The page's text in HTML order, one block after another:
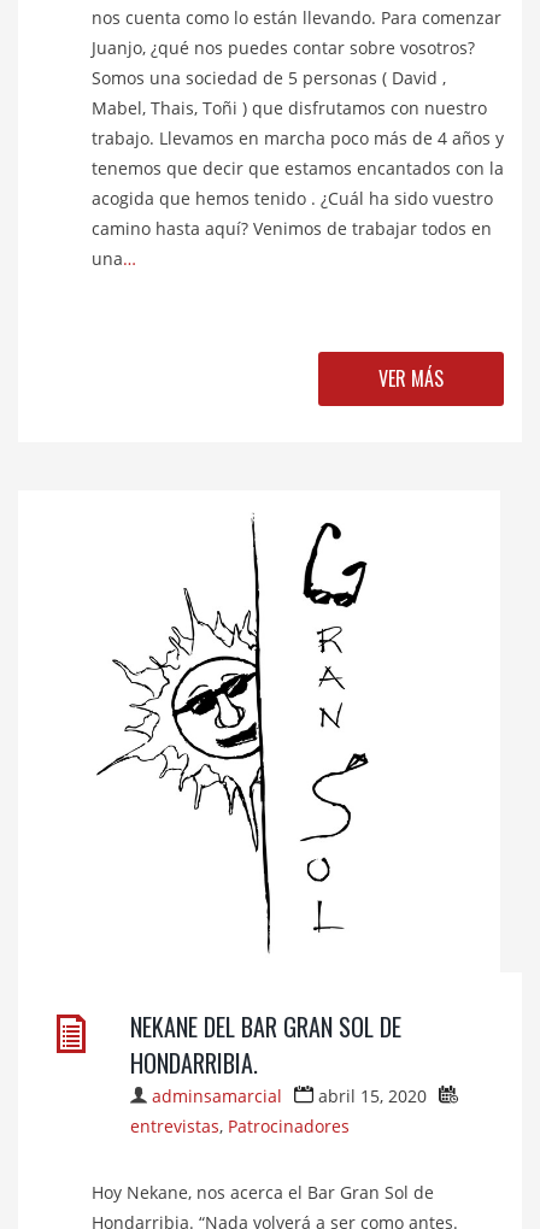
nos cuenta como lo están llevando. Para comenzar
Juanjo, ¿qué nos puedes contar sobre vosotros?
Somos una sociedad de 5 personas ( David ,
Mabel, Thais, Toñi ) que disfrutamos con nuestro
trabajo. Llevamos en marcha poco más de 4 años y
tenemos que decir que estamos encantados con la
acogida que hemos tenido . ¿Cuál ha sido vuestro
camino hasta aquí? Venimos de trabajar todos en
una…
VER MÁS
NEKANE DEL BAR GRAN SOL DE
HONDARRIBIA.
adminsamarcial
abril 15, 2020
entrevistas, Patrocinadores
Hoy Nekane, nos acerca el Bar Gran Sol de
Hondarribia. “Nada volverá a ser como antes.